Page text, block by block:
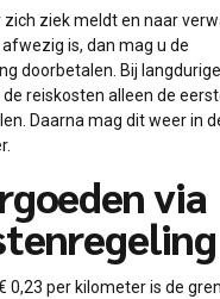
ziek meldt en naar
is, dan mag u de
doorbetalen. Bij langdurige
reiskosten alleen de
Daarna mag dit weer in
via
0,23 per kilometer is de